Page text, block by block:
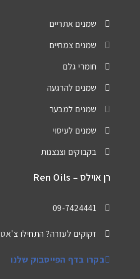
שמנים אתריים
שמנים צמחיים
חומרי גלם
שמנים להרגעה
שמנים למבער
שמנים לעיסוי
בקבוקים וצנצנות
רן אוילס – Ren Oils
09-7424441
זקוקים לעזרה? התחילו צ'אט
בקרו בדף הפייסבוק שלנו